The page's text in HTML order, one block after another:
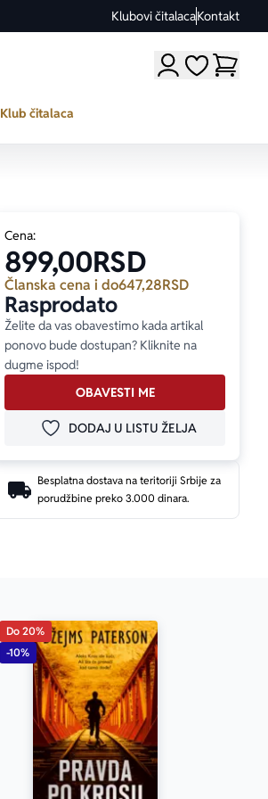
Klubovi čitalacaKontakt
Moji omiljeni
Klub čitalaca
Cena:
899,00RSD
Članska cena i do647,28RSD
Rasprodato
Želite da vas obavestimo kada artikal
ponovo bude dostupan? Kliknite na
dugme ispod!
OBAVESTI ME
DODAJ U OMILJENE
DODAJ U LISTU ŽELJA
Besplatna dostava na teritoriji Srbije za
porudžbine preko 3.000 dinara.
Do 20%
-10%